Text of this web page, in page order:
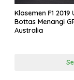
Klasemen F1 2019
Bottas Menangi
Australia